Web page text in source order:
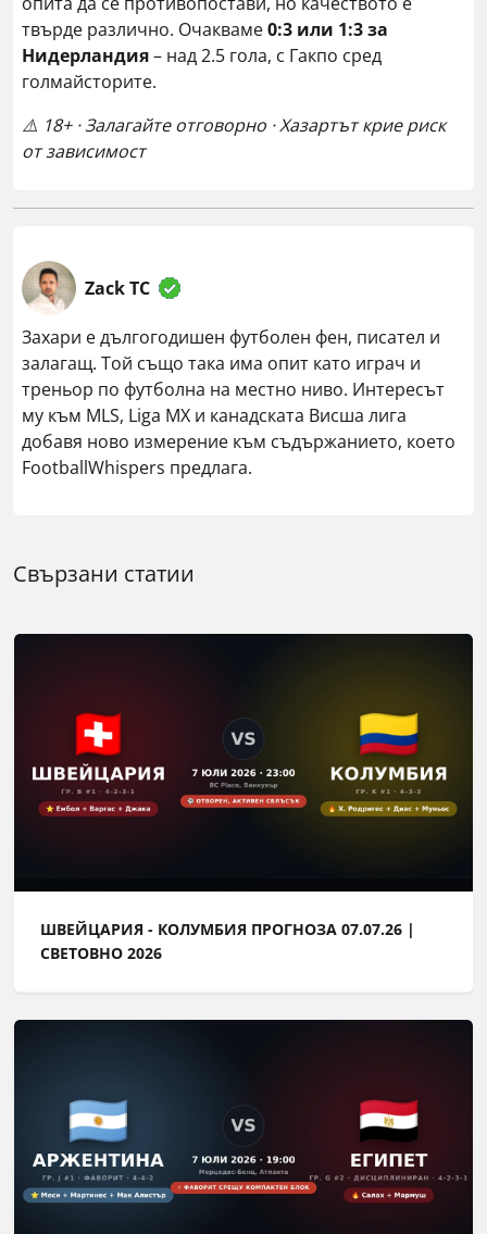
твърде различно. Очакваме0:3 или 1:3 за
Нидерландия– над 2.5 гола, с Гакпо сред
голмайсторите.
⚠️ 18+ · Залагайте отговорно · Хазартът крие риск
от зависимост
Zack TC
Захари е дългогодишен футболен фен, писател и
залагащ. Той също така има опит като играч и
треньор по футболна на местно ниво. Интересът
му към MLS, Liga MX и канадската Висша лига
добавя ново измерение към съдържанието, което
FootballWhispers предлага.
Свързани статии
ШВЕЙЦАРИЯ - КОЛУМБИЯ ПРОГНОЗА 07.07.26 |
СВЕТОВНО 2026